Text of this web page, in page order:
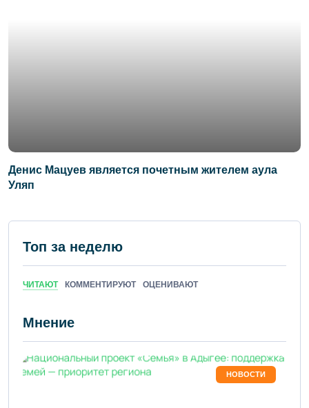
Денис Мацуев является почетным жителем аула
Уляп
Топ за неделю
ЧИТАЮТ КОММЕНТИРУЮТ ОЦЕНИВАЮТ
Мнение
НОВОСТИ